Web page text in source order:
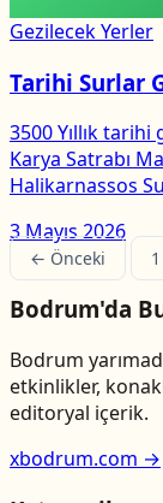
Gezilecek Yerler
Tarihi Surlar
3500 Yıllık
Karya Satrabı
Halikarnassos
3 Mayıs 2026
← Önceki 1
Bodrum'da
Bodrum
etkinlikler,
editoryal içerik.
xbodrum.com →